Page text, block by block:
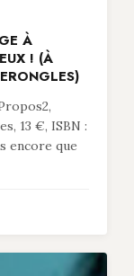
À
! (À
13 €, ISBN :
encore que